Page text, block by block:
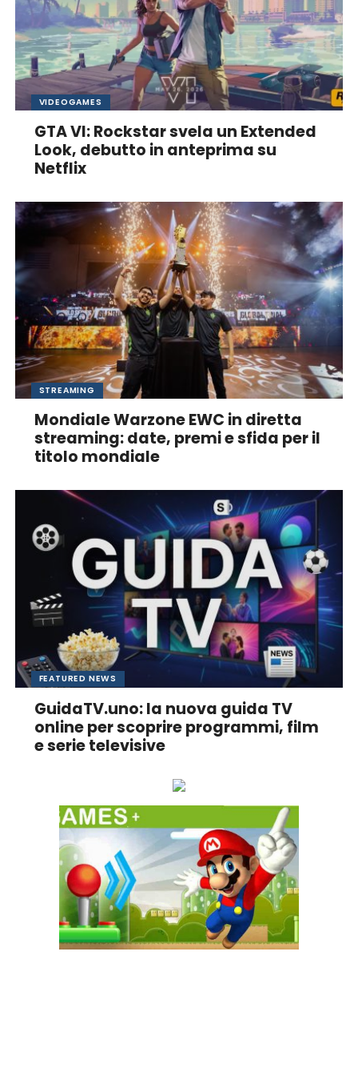
VIDEOGAMES
GTA VI: Rockstar svela un Extended
Look, debutto in anteprima su
Netflix
STREAMING
Mondiale Warzone EWC in diretta
streaming: date, premi e sfida per il
titolo mondiale
FEATURED NEWS
GuidaTV.uno: la nuova guida TV
online per scoprire programmi, film
e serie televisive